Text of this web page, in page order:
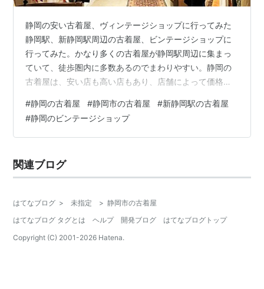
静岡の安い古着屋、ヴィンテージショップに行ってみた
静岡駅、新静岡駅周辺の古着屋、ビンテージショップに
行ってみた。かなり多くの古着屋が静岡駅周辺に集まっ
ていて、徒歩圏内に多数あるのでまわりやすい。静岡の
古着屋は、安い店も高い店もあり、店舗によって価格に
はベルベルジンや3（san）洋装店など、素晴らしいビン
テージショップもあるし、オールドゴールドなど安い古
着屋もあって、幅広く楽しめる。メンズ、レディースの
町方面は静岡駅から歩くと意外とかかるので、ぐるっと
回るなら電動自転車のシェアサイクル「パルク…
#静岡の古着屋 #静岡市の古着屋 #新静岡駅の古着屋
#静岡のビンテージショップ
関連ブログ
はてなブログ > 未指定 > 静岡市の古着屋
はてなブログ タグとは
ヘルプ 開発ブログ
はてなブログトップ
Copyright (C) 2001-2026 Hatena.